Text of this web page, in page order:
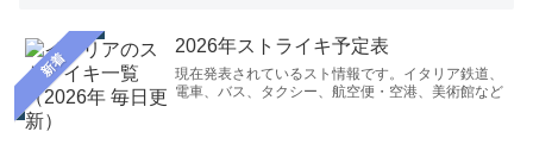
を見てみると満杯であきらめていたのですが、御社のサ
イトで可能とありましたので、ご迷惑なのも顧みずお願
新着
2026年ストライキ予定表
現在発表されているスト情報です。イタリア鉄道、
電車、バス、タクシー、航空便・空港、美術館など